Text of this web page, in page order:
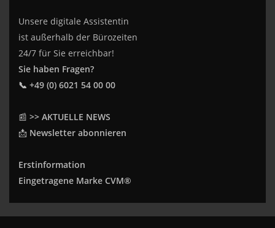
Unsere digitale Assistentin
ist außerhalb der Bürozeiten
24/7 für Sie erreichbar!
Sie haben Fragen?
📞 +49 (0) 6021 54 00 00
📰 >> AKTUELLE NEWS
📩 Newsletter abonnieren
Erstinformation
Eingetragene Marke CVM®